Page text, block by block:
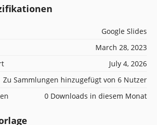
Google Slides
March 28, 2023
July 4, 2026
Zu Sammlungen hinzugefügt von 6 Nutzer
0 Downloads in diesem Monat